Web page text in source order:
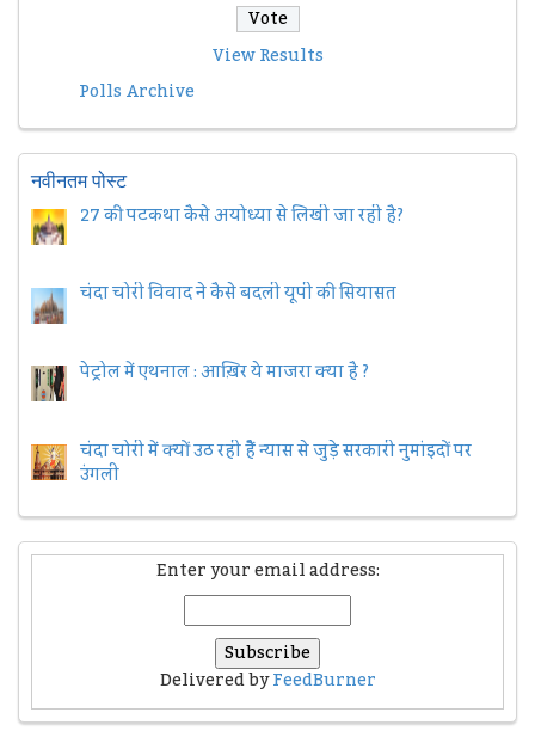
View Results
Polls Archive
नवीनतम पोस्ट
27 की पटकथा कैसे अयोध्या से लिखी जा रही है?
चंदा चोरी विवाद ने कैसे बदली यूपी की सियासत
पेट्रोल में एथनाल : आख़िर ये माजरा क्या है ?
चंदा चोरी में क्यों उठ रही हैैं न्यास से जुड़े सरकारी नुमांइदों पर
उंगली
Enter your email address:
Delivered byFeedBurner